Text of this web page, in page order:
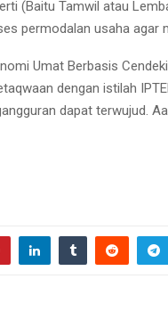
(Baitu Tamwil atau
permodalan usaha agar
Umat Berbasis
dengan istilah
dapat terwujud.